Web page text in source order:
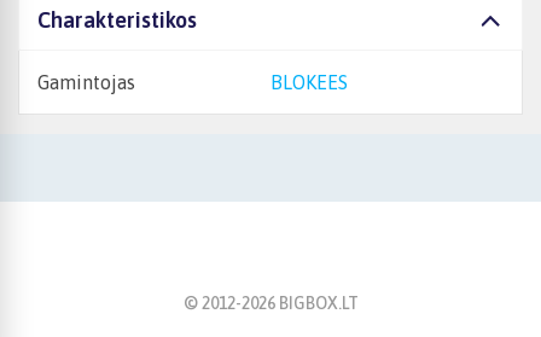
Charakteristikos
Gamintojas BLOKEES
© 2012-2026BIGBOX.LT